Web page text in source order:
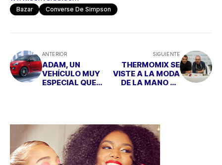
Bazar Converse De Simpson
ANTERIOR
ADAM, UN
VEHÍCULO MUY
ESPECIAL QUE
SIGUIENTE
THERMOMIX SE
VISTE A LA MODA
DE LA MANO DE